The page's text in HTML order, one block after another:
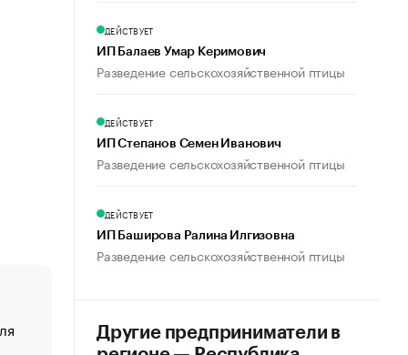
«От спорта тело стареет иначе». Как живет глава
создавшей GTA
ДЕЙСТВУЕТ
ИП Балаев Умар Керимович
Разведение сельскохозяйственной птицы
ДЕЙСТВУЕТ
ИП Степанов Семен Иванович
Разведение сельскохозяйственной птицы
ДЕЙСТВУЕТ
ИП Баширова Ралина Илгизовна
Разведение сельскохозяйственной птицы
Другие предприниматели в